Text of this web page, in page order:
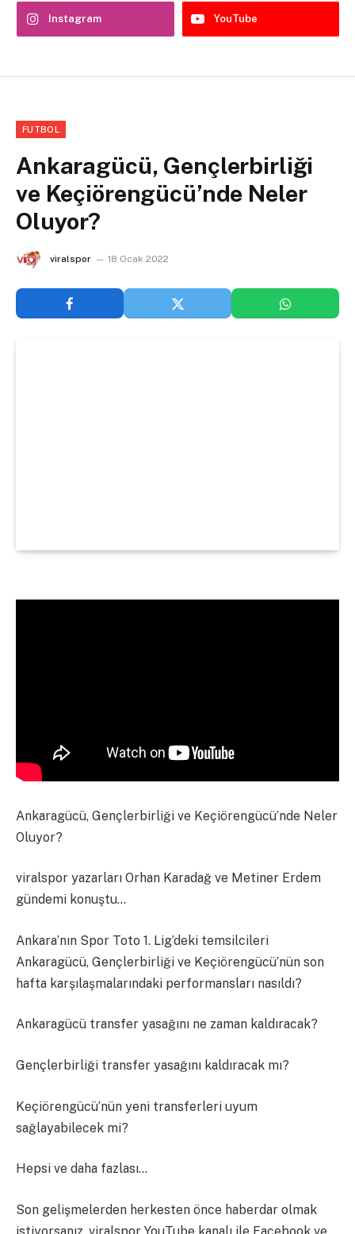
Instagram YouTube
FUTBOL
Ankaragücü, Gençlerbirliği
ve Keçiörengücü’nde Neler
Oluyor?
viralspor 18 Ocak 2022
Ankaragücü, Gençlerbirliği ve Keçiörengücü’nde Neler
Oluyor?
viralspor yazarları Orhan Karadağ ve Metiner Erdem
gündemi konuştu…
Ankara’nın Spor Toto 1. Lig’deki temsilcileri
Ankaragücü, Gençlerbirliği ve Keçiörengücü’nün son
hafta karşılaşmalarındaki performansları nasıldı?
Ankaragücü transfer yasağını ne zaman kaldıracak?
Gençlerbirliği transfer yasağını kaldıracak mı?
Keçiörengücü’nün yeni transferleri uyum
sağlayabilecek mi?
Hepsi ve daha fazlası…
Son gelişmelerden herkesten önce haberdar olmak
istiyorsanız, viralspor YouTube kanalı ile Facebook ve